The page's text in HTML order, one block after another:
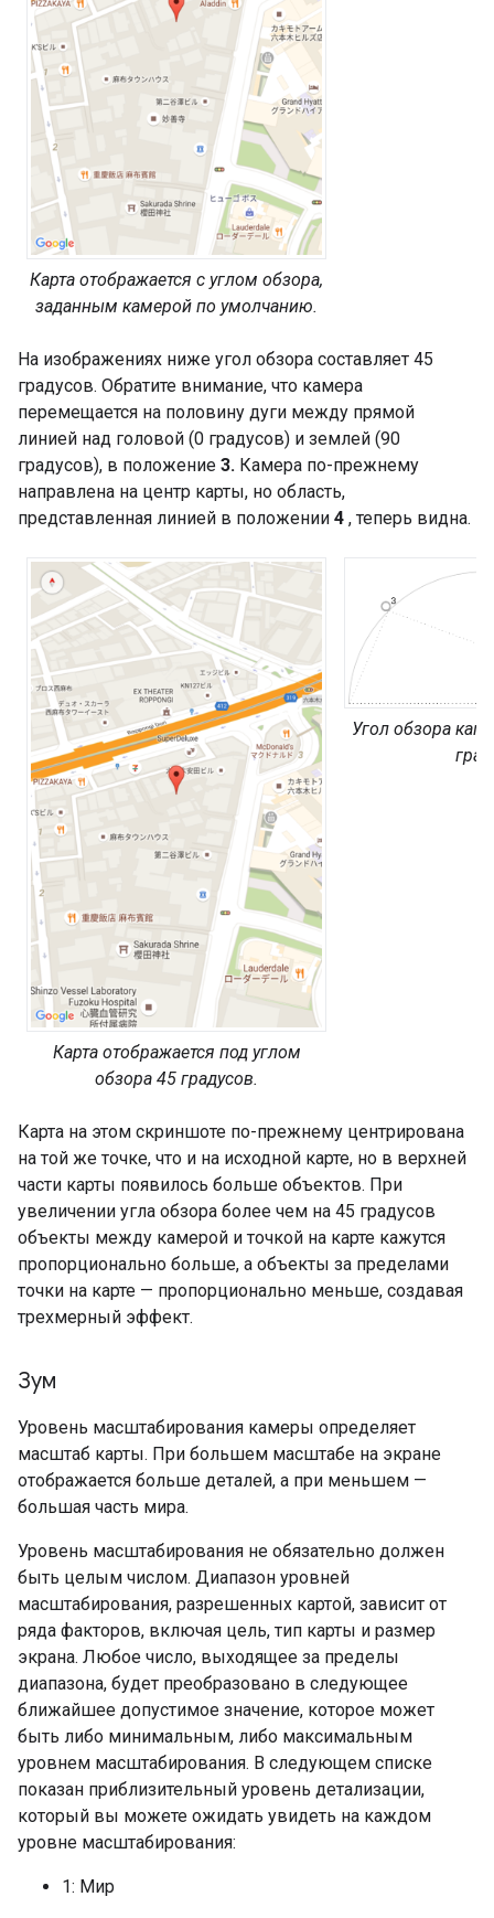
Карта отображается с углом обзора,
заданным камерой по умолчанию.
На изображениях ниже угол обзора составляет 45
градусов. Обратите внимание, что камера
перемещается на половину дуги между прямой
линией над головой (0 градусов) и землей (90
градусов), в положение 3. Камера по-прежнему
направлена ​​на центр карты, но область,
представленная линией в положении 4 , теперь видна.
Карта отображается под углом
обзора 45 градусов.
Угол обзора
Карта на этом скриншоте по-прежнему центрирована
на той же точке, что и на исходной карте, но в верхней
части карты появилось больше объектов. При
увеличении угла обзора более чем на 45 градусов
объекты между камерой и точкой на карте кажутся
пропорционально больше, а объекты за пределами
точки на карте — пропорционально меньше, создавая
трехмерный эффект.
Зум
Уровень масштабирования камеры определяет
масштаб карты. При большем масштабе на экране
отображается больше деталей, а при меньшем —
большая часть мира.
Уровень масштабирования не обязательно должен
быть целым числом. Диапазон уровней
масштабирования, разрешенных картой, зависит от
ряда факторов, включая цель, тип карты и размер
экрана. Любое число, выходящее за пределы
диапазона, будет преобразовано в следующее
ближайшее допустимое значение, которое может
быть либо минимальным, либо максимальным
уровнем масштабирования. В следующем списке
показан приблизительный уровень детализации,
который вы можете ожидать увидеть на каждом
уровне масштабирования:
1: Мир